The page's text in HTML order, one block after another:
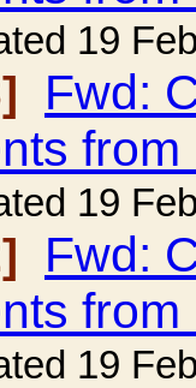
19
Fwd:
from
19
Fwd:
from
19